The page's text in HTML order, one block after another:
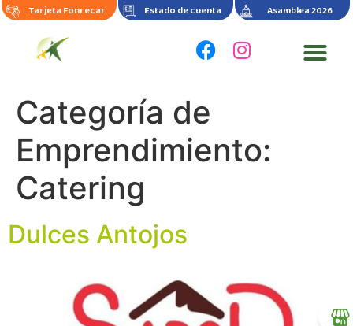
Tarjeta Fonrecar Estado de cuenta Asamblea 2026
Categoría de
Emprendimiento:
Catering
Dulces Antojos